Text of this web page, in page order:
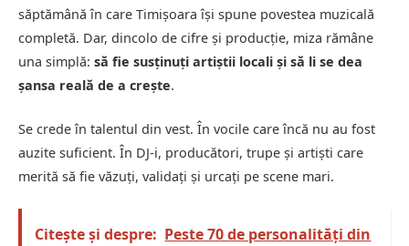
săptămână în care Timișoara își spune povestea muzicală
completă. Dar, dincolo de cifre și producție, miza rămâne
una simplă: să fie susținuți artiștii locali și să li se dea
șansa reală de a crește.
Se crede în talentul din vest. În vocile care încă nu au fost
auzite suficient. În DJ-i, producători, trupe și artiști care
merită să fie văzuți, validați și urcați pe scene mari.
Citește și despre: Peste 70 de personalități din